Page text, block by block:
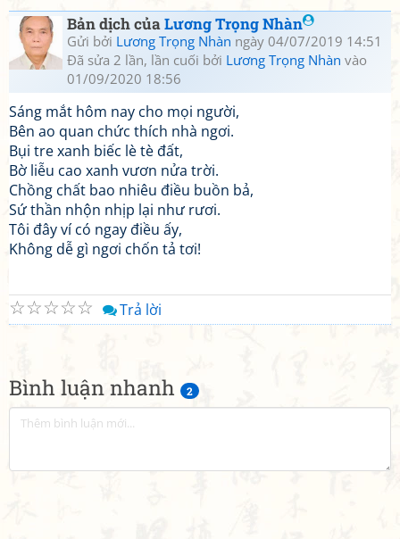
Bình luận nhanh 2
Bản dịch củaLương Trọng Nhàn
Gửi bởi Lương Trọng Nhàn ngày 04/07/2019 14:51
Đã sửa 2 lần, lần cuối bởi Lương Trọng Nhàn vào
01/09/2020 18:56
Sáng mắt hôm nay cho mọi người,
Bên ao quan chức thích nhà ngơi.
Bụi tre xanh biếc lè tè đất,
Bờ liễu cao xanh vươn nửa trời.
Chồng chất bao nhiêu điều buồn bả,
Sứ thần nhộn nhịp lại như rươi.
Tôi đây ví có ngay điều ấy,
Không dễ gì ngơi chốn tả tơi!
☆
☆
☆
☆
☆ Trả lời